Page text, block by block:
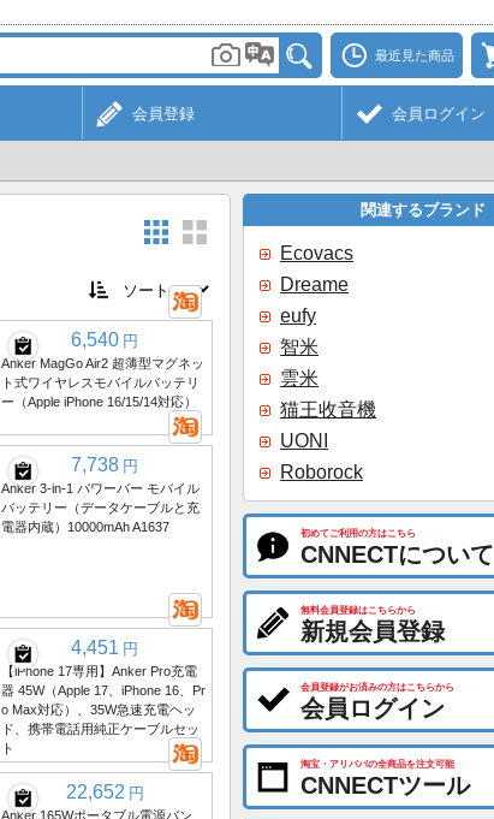
最近見た商品
会員登録 会員ログイン
6,540 円
Anker MagGo Air2 超薄型マグネッ
ト式ワイヤレスモバイルバッテリ
ー（Apple iPhone 16/15/14対応）
7,738 円
Anker 3-in-1 パワーバー モバイル
バッテリー（データケーブルと充
電器内蔵）10000mAh A1637
4,451 円
【iPhone 17専用】Anker Pro充電
器 45W（Apple 17、iPhone 16、Pr
o Max対応）、35W急速充電ヘッ
ド、携帯電話用純正ケーブルセッ
ト
22,652 円
Anker 165Wポータブル電源バン
関連するブランド
Ecovacs
Dreame
eufy
智米
雲米
猫王收音機
UONI
Roborock
初めてご利用の方はこちら
CNNECTについて
無料会員登録はこちらから
新規会員登録
会員登録がお済みの方はこちらから
会員ログイン
淘宝・アリババの全商品を注文可能
CNNECTツール